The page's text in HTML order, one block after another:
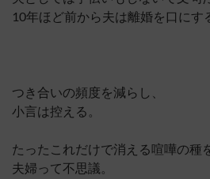
10年ほど前から夫は離婚を口にす
つき合いの頻度を減らし、
小言は控える。
たったこれだけで消える喧嘩の種
夫婦って不思議。